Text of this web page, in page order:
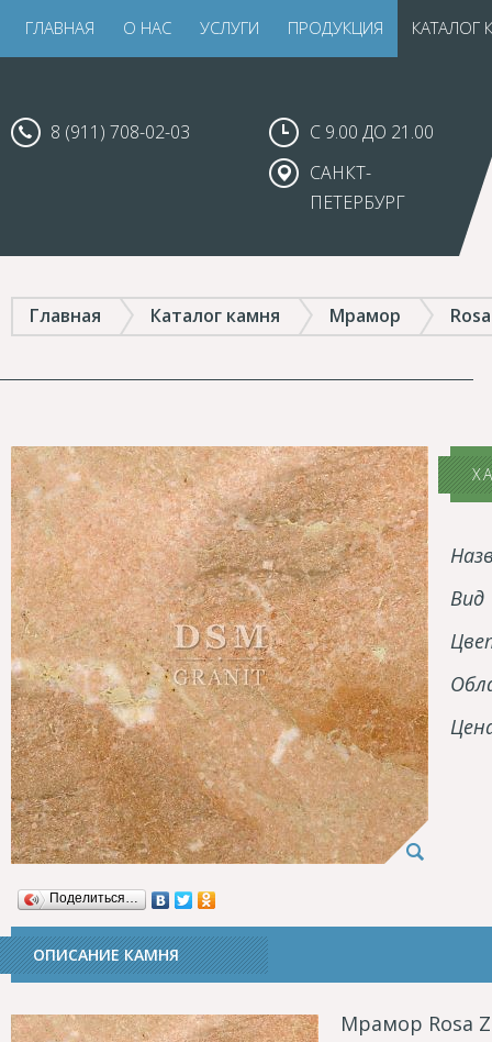
ГЛАВНАЯ О НАС УСЛУГИ ПРОДУКЦИЯ КАТАЛОГ
8 (911) 708-02-03
С 9.00 ДО 21.00
САНКТ-
ПЕТЕРБУРГ
Главная Каталог камня Мрамор
Вид
Поделиться…
ОПИСАНИЕ КАМНЯ
Мрамор Rosa